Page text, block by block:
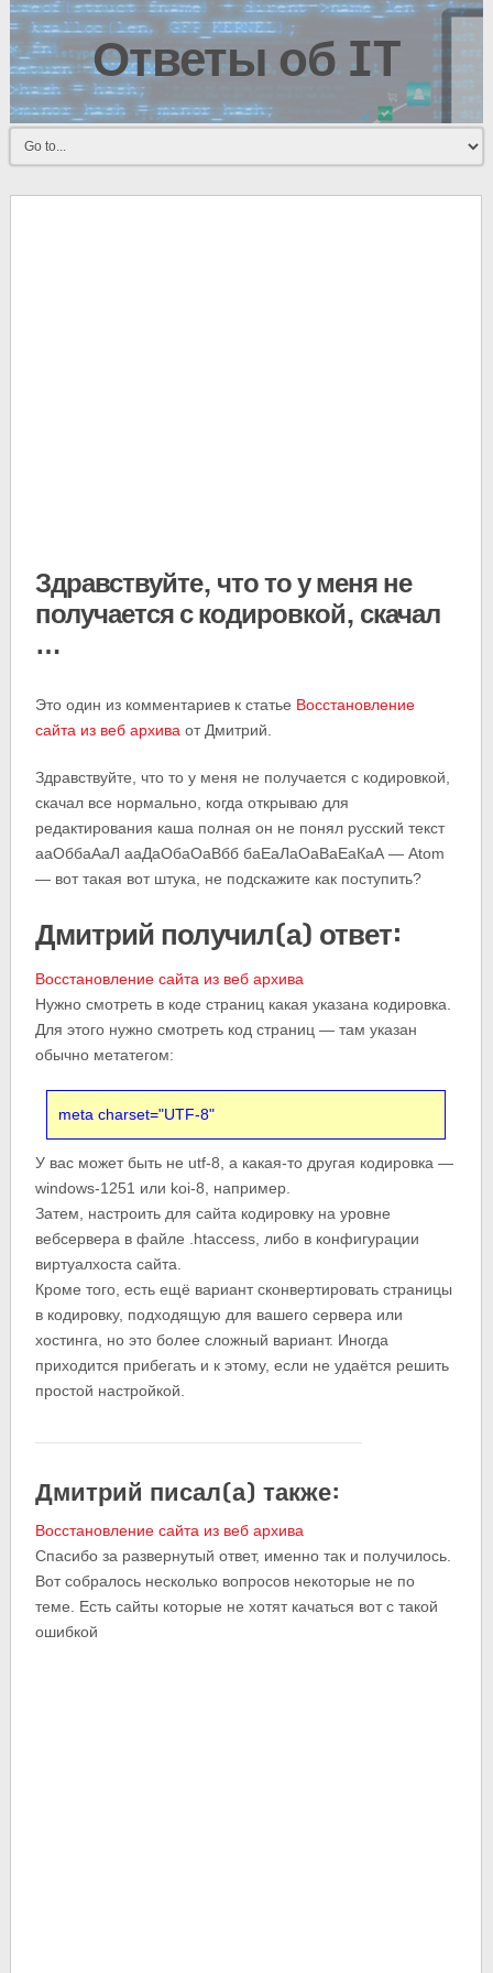
Ответы об IT
Здравствуйте, что то у меня не
получается с кодировкой, скачал
…
Это один из комментариев к статье Восстановление
сайта из веб архива от Дмитрий.
Здравствуйте, что то у меня не получается с кодировкой,
скачал все нормально, когда открываю для
редактирования каша полная он не понял русский текст
ааОббаАаЛ ааДаОбаОаВбб баЕаЛаОаВаЕаКаА — Atom
— вот такая вот штука, не подскажите как поступить?
Дмитрий получил(а) ответ:
Восстановление сайта из веб архива
Нужно смотреть в коде страниц какая указана кодировка.
Для этого нужно смотреть код страниц — там указан
обычно метатегом:
meta charset="UTF-8"
У вас может быть не utf-8, а какая-то другая кодировка —
windows-1251 или koi-8, например.
Затем, настроить для сайта кодировку на уровне
вебсервера в файле .htaccess, либо в конфигурации
виртуалхоста сайта.
Кроме того, есть ещё вариант сконвертировать страницы
в кодировку, подходящую для вашего сервера или
хостинга, но это более сложный вариант. Иногда
приходится прибегать и к этому, если не удаётся решить
простой настройкой.
Дмитрий писал(а) также:
Восстановление сайта из веб архива
Спасибо за развернутый ответ, именно так и получилось.
Вот собралось несколько вопросов некоторые не по
теме. Есть сайты которые не хотят качаться вот с такой
ошибкой